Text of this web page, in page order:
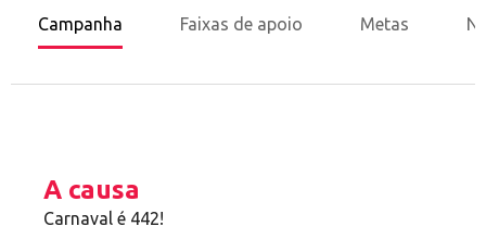
Campanha Faixas de apoio Metas
A causa
Carnaval é 442!